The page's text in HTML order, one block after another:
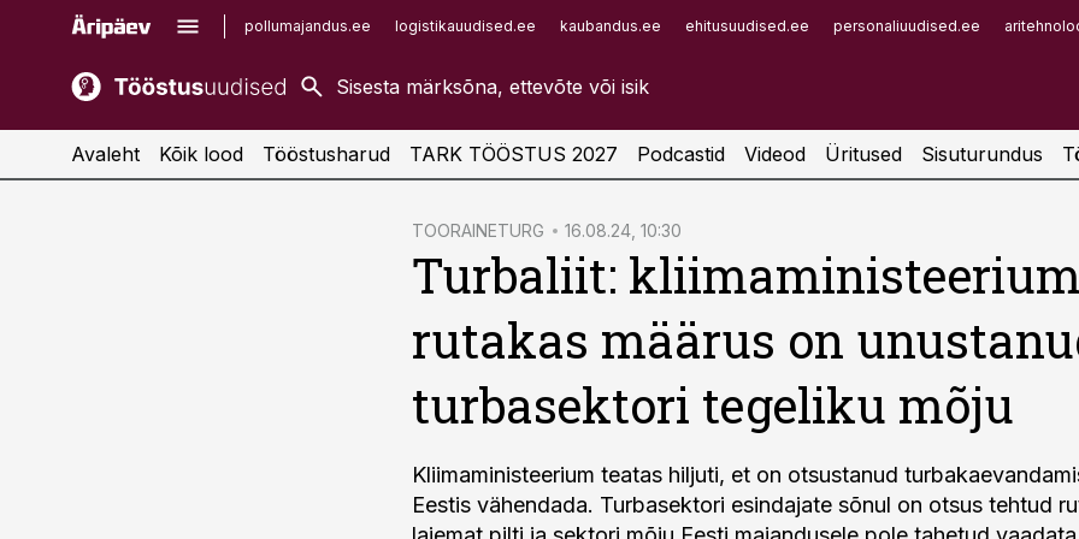
pollumajandus.ee logistikauudised.ee kaubandus.ee ehitusuudised.ee personaliuudised.ee
kaubandus.ee
kinnisvarauudised.ee
imelineajalugu.ee
Infopank
Avaleht Kõik lood Tööstusharud TARK TÖÖSTUS 2027 Podcastid Videod Üritused Sisuturundus
TOORAINETURG 16.08.24, 10:30
Turbaliit:
rutakas määrus on
turbasektori tegeliku mõju
Kliimaministeerium teatas hiljuti, et on otsustanud
Eestis vähendada. Turbasektori esindajate sõnul on otsus tehtud